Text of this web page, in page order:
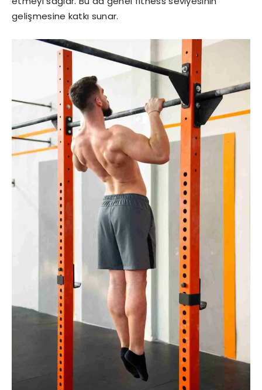
gelişmesine katkı sunar.